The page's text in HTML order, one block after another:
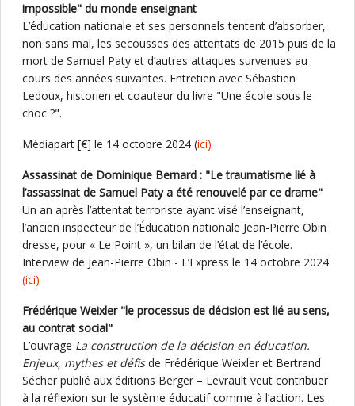
impossible" du monde enseignant
L’éducation nationale et ses personnels tentent d’absorber,
non sans mal, les secousses des attentats de 2015 puis de la
mort de Samuel Paty et d’autres attaques survenues au
cours des années suivantes. Entretien avec Sébastien
Ledoux, historien et coauteur du livre "Une école sous le
choc ?".
Médiapart [€] le 14 octobre 2024 (ici)
Assassinat de Dominique Bernard : "Le traumatisme lié à
l’assassinat de Samuel Paty a été renouvelé par ce drame"
Un an après l’attentat terroriste ayant visé l’enseignant,
l’ancien inspecteur de l’Éducation nationale Jean-Pierre Obin
dresse, pour « Le Point », un bilan de l’état de l’école.
Interview de Jean-Pierre Obin - L’Express le 14 octobre 2024
(ici)
Frédérique Weixler "le processus de décision est lié au sens,
au contrat social"
L’ouvrage La construction de la décision en éducation.
Enjeux, mythes et défisde Frédérique Weixler et Bertrand
Sécher publié aux éditions Berger – Levrault veut contribuer
à la réflexion sur le système éducatif comme à l’action. Les